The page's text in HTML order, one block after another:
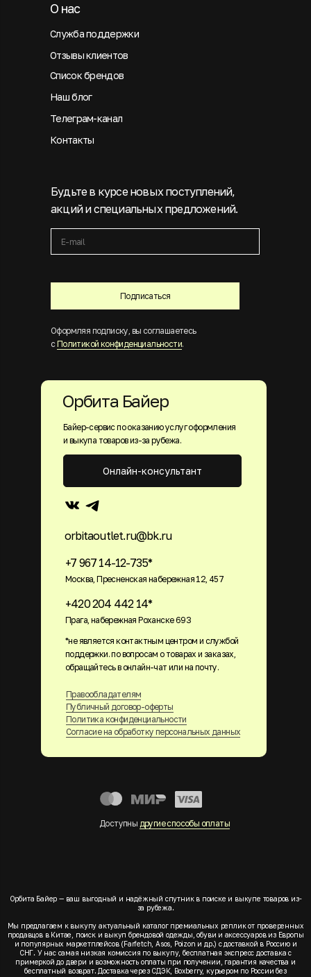
Подписаться
Будьте в курсе новых поступлений,
акций и специальных предложений.
Оформляя подписку, вы соглашаетесь
с Политикой конфиденциальности.
Служба поддержки
О нас
Отзывы клиентов
Список брендов
Наш блог
Телеграм-канал
Контакты
Байер-сервис по оказанию услуг оформления
и выкупа товаров из-за рубежа.
+7 967 14-12-735*
Москва, Пресненская набережная 12, 457
+420 204 442 14*
Прага, набережная Роханске 693
orbitaoutlet.ru@bk.ru
Правообладателям
Публичный договор-оферты
Политика конфиденциальности
Согласие на обработку персональных данных
Онлайн-консультант
Орбита Байер
Доступны другие способы оплаты
*не является контактным центром и службой
поддержки. по вопросам о товарах и заказах,
обращайтесь в онлайн-чат или на почту.
Орбита Байер — ваш выгодный и надёжный спутник в поиске и выкупе товаров из-
за рубежа.
Мы предлагаем к выкупу актуальный каталог премиальных реплик от проверенных
продавцов в Китае, поиск и выкуп брендовой одежды, обуви и аксессуаров из Европы
и популярных маркетплейсов (Farfetch, Asos, Poizon и др.) с доставкой в Россию и
СНГ. У нас самая низкая комиссия по выкупу, бесплатная экспресс доставка с
примеркой до двери и возможность оплаты при получении, гарантия качества и
бесплатный возврат. Доставка через СДЭК, Boxberry, курьером по России без